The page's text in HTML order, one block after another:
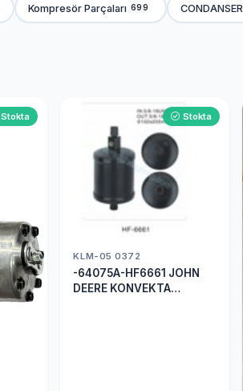
Kompresör Parçaları 699 CONDANSER
Stokta Stokta
KLM-05 0372
-64075A-HF6661 JOHN
DEERE KONVEKTA